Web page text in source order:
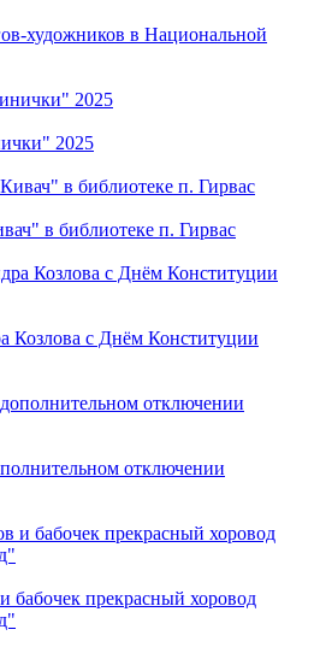
художников в Национальной
2025
в библиотеке п. Гирвас
Козлова с Днём Конституции
отключении
бабочек прекрасный хоровод